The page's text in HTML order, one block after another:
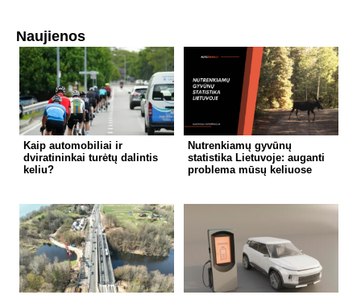
Naujienos
Kaip automobiliai ir
dviratininkai turėtų dalintis
keliu?
Nutrenkiamų gyvūnų
statistika Lietuvoje: auganti
problema mūsų keliuose